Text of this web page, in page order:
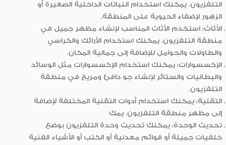
التلفزيون. يمكنك استخدام النباتات الداخلية الصغيرة أو
الزهور لإضفاء الحيوية على المنطقة.
الأثاث: استخدم الأثاث المناسب لإنشاء مظهر جميل في
منطقة التلفزيون. يمكنك استخدام الأرائك والكراسي
والطاولات والحوامل للإضافة إلى جمالية المكان.
الإكسسوارات: يمكنك استخدام الإكسسوارات مثل الوسائد
والبطانيات والستائر لإنشاء جو دافئ ومريح في منطقة
التلفزيون.
التقنية: يمكنك استخدام أدوات التقنية المختلفة لإضافة
إلى مظهر منطقة التلفزيون. يمك
تحديث الوحدة: يمكنك تحديث وحدة التلفزيون بوضع
خلفيات جميلة أو قوائم معدنية أو الكتب أو الأشياء الفنية